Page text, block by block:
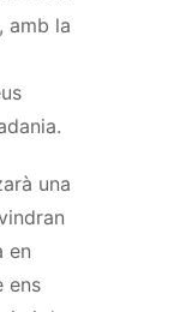
amb la
una
en
ens